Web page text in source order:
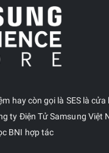
hay còn gọi là SES là
ty Điện Tử Samsung Việt
BNI hợp tác